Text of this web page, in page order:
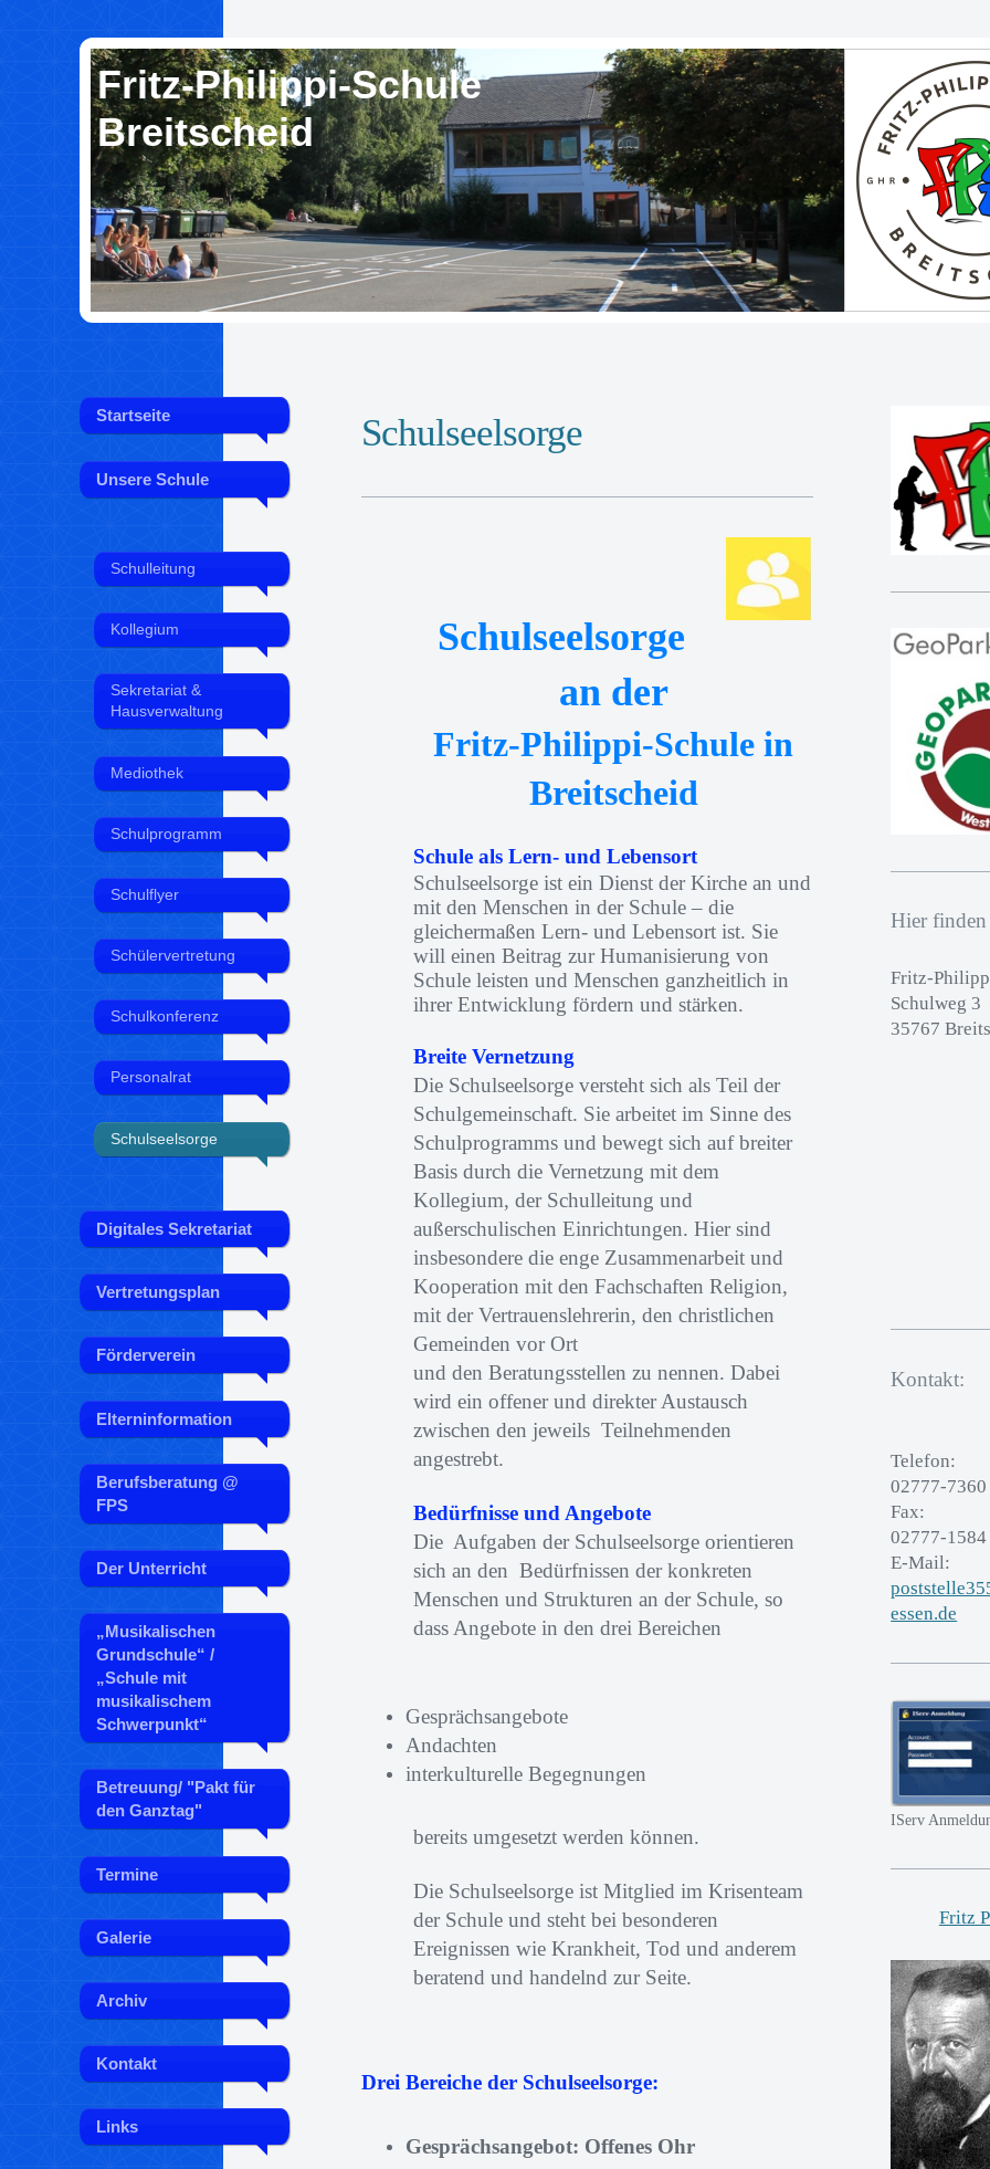
Fritz-Philippi-Schule
Breitscheid
Startseite
Unsere Schule
Schulleitung
Kollegium
Sekretariat &
Hausverwaltung
Mediothek
Schulprogramm
Schulflyer
Schülervertretung
Schulkonferenz
Personalrat
Schulseelsorge
Digitales Sekretariat
Vertretungsplan
Förderverein
Elterninformation
Berufsberatung @
FPS
Der Unterricht
„Musikalischen
Grundschule“ /
„Schule mit
musikalischem
Schwerpunkt“
Betreuung/ "Pakt für
den Ganztag"
Termine
Galerie
Archiv
Kontakt
Links
Schulseelsorge
Schulseelsorge
an der
Fritz-Philippi-Schule in
Breitscheid
Schule als Lern- und Lebensort
Schulseelsorge ist ein Dienst der Kirche an und
mit den Menschen in der Schule – die
gleichermaßen Lern- und Lebensort ist. Sie
will einen Beitrag zur Humanisierung von
Schule leisten und Menschen ganzheitlich in
ihrer Entwicklung fördern und stärken.
Breite Vernetzung
Die Schulseelsorge versteht sich als Teil der
Schulgemeinschaft. Sie arbeitet im Sinne des
Schulprogramms und bewegt sich auf breiter
Basis durch die Vernetzung mit dem
Kollegium, der Schulleitung und
außerschulischen Einrichtungen. Hier sind
insbesondere die enge Zusammenarbeit und
Kooperation mit den Fachschaften Religion,
mit der Vertrauenslehrerin, den christlichen
Gemeinden vor Ort
und den Beratungsstellen zu nennen. Dabei
wird ein offener und direkter Austausch
zwischen den jeweils Teilnehmenden
angestrebt.
Bedürfnisse und Angebote
Die Aufgaben der Schulseelsorge orientieren
sich an den Bedürfnissen der konkreten
Menschen und Strukturen an der Schule, so
dass Angebote in den drei Bereichen
Gesprächsangebote
Andachten
interkulturelle Begegnungen
bereits umgesetzt werden können.
Die Schulseelsorge ist Mitglied im Krisenteam
der Schule und steht bei besonderen
Ereignissen wie Krankheit, Tod und anderem
beratend und handelnd zur Seite.
Drei Bereiche der Schulseelsorge:
Gesprächsangebot: Offenes Ohr
Hier finden
Fritz-
Schulweg 3
35767
Kontakt:
Telefon:
02777-7360
Fax:
02777-1584
E-Mail:
essen.de
IServ
Fritz